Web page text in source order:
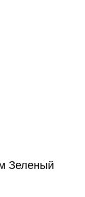
Зеленый